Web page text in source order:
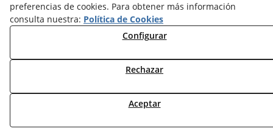
preferencias de cookies. Para obtener más información
consulta nuestra: Política de Cookies
Configurar
Rechazar
Aceptar